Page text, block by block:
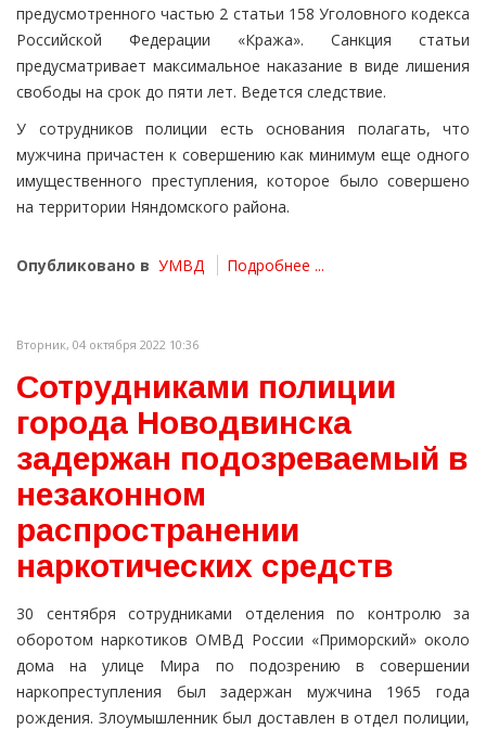
предусмотренного частью 2 статьи 158 Уголовного кодекса
Российской Федерации «Кража». Санкция статьи
предусматривает максимальное наказание в виде лишения
свободы на срок до пяти лет. Ведется следствие.
У сотрудников полиции есть основания полагать, что
мужчина причастен к совершению как минимум еще одного
имущественного преступления, которое было совершено
на территории Няндомского района.
Опубликовано в УМВД Подробнее ...
Вторник, 04 октября 2022 10:36
Сотрудниками полиции
города Новодвинска
задержан подозреваемый в
незаконном
распространении
наркотических средств
30 сентября сотрудниками отделения по контролю за
оборотом наркотиков ОМВД России «Приморский» около
дома на улице Мира по подозрению в совершении
наркопреступления был задержан мужчина 1965 года
рождения. Злоумышленник был доставлен в отдел полиции,